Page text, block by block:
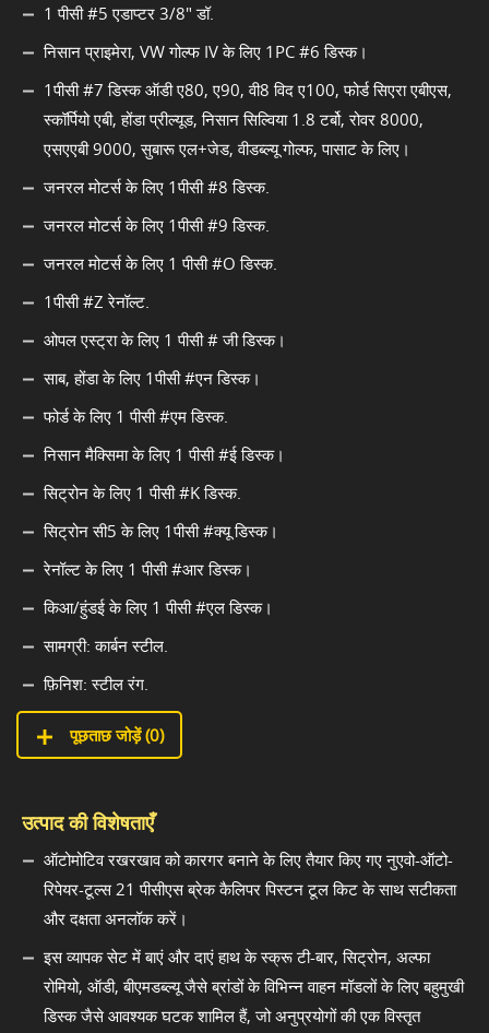
1 पीसी #5 एडाप्टर 3/8" डॉ.
निसान प्राइमेरा, VW गोल्फ IV के लिए 1PC #6 डिस्क।
1पीसी #7 डिस्क ऑडी ए80, ए90, वी8 विद ए100, फोर्ड सिएरा एबीएस,
स्कॉर्पियो एबी, होंडा प्रील्यूड, निसान सिल्विया 1.8 टर्बो, रोवर 8000,
एसएएबी 9000, सुबारू एल+जेड, वीडब्ल्यू गोल्फ, पासाट के लिए।
जनरल मोटर्स के लिए 1पीसी #8 डिस्क.
जनरल मोटर्स के लिए 1पीसी #9 डिस्क.
जनरल मोटर्स के लिए 1 पीसी #O डिस्क.
1पीसी #Z रेनॉल्ट.
ओपल एस्ट्रा के लिए 1 पीसी # जी डिस्क।
साब, होंडा के लिए 1पीसी #एन डिस्क।
फोर्ड के लिए 1 पीसी #एम डिस्क.
निसान मैक्सिमा के लिए 1 पीसी #ई डिस्क।
सिट्रोन के लिए 1 पीसी #K डिस्क.
सिट्रोन सी5 के लिए 1पीसी #क्यू डिस्क।
रेनॉल्ट के लिए 1 पीसी #आर डिस्क।
किआ/हुंडई के लिए 1 पीसी #एल डिस्क।
सामग्री: कार्बन स्टील.
फ़िनिश: स्टील रंग.
पूछताछ जोड़ें (0)
उत्पाद की विशेषताएँ
ऑटोमोटिव रखरखाव को कारगर बनाने के लिए तैयार किए गए नुएवो-ऑटो-
रिपेयर-टूल्स 21 पीसीएस ब्रेक कैलिपर पिस्टन टूल किट के साथ सटीकता
और दक्षता अनलॉक करें।
इस व्यापक सेट में बाएं और दाएं हाथ के स्क्रू टी-बार, सिट्रोन, अल्फा
रोमियो, ऑडी, बीएमडब्ल्यू जैसे ब्रांडों के विभिन्न वाहन मॉडलों के लिए बहुमुखी
डिस्क जैसे आवश्यक घटक शामिल हैं, जो अनुप्रयोगों की एक विस्तृत